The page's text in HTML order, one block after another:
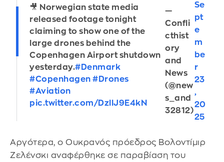
🎥 Norwegian state media
released footage tonight
claiming to show one of the
large drones behind the
Copenhagen Airport shutdown
yesterday.#Denmark
#Copenhagen #Drones
#Aviation
pic.twitter.com/DzllJ9E4kN
—
Confli
cthist
ory
and
News
(@new
s_and
32812)
Se
pt
e
m
be
r
23
,
20
25
Αργότερα, ο Ουκρανός πρόεδρος Βολοντίμιρ
Ζελένσκι αναφέρθηκε σε παραβίαση του